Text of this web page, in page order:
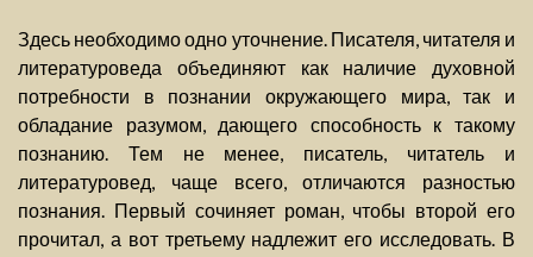
Здесь необходимо одно уточнение. Писателя, читателя и
литературоведа объединяют как наличие духовной
потребности в познании окружающего мира, так и
обладание разумом, дающего способность к такому
познанию. Тем не менее, писатель, читатель и
литературовед, чаще всего, отличаются разностью
познания. Первый сочиняет роман, чтобы второй его
прочитал, а вот третьему надлежит его исследовать. В